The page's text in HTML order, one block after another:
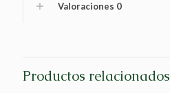
Valoraciones 0
Productos relacionados